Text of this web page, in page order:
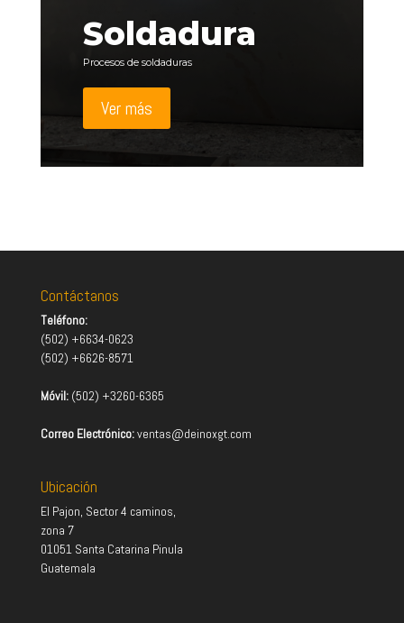
Soldadura
Procesos de soldaduras
Ver más
Contáctanos
Teléfono:
(502) +6634-0623
(502) +6626-8571
Móvil:(502) +3260-6365
Correo Electrónico:ventas@deinoxgt.com
Ubicación
El Pajon, Sector 4 caminos,
zona 7
01051 Santa Catarina Pinula
Guatemala